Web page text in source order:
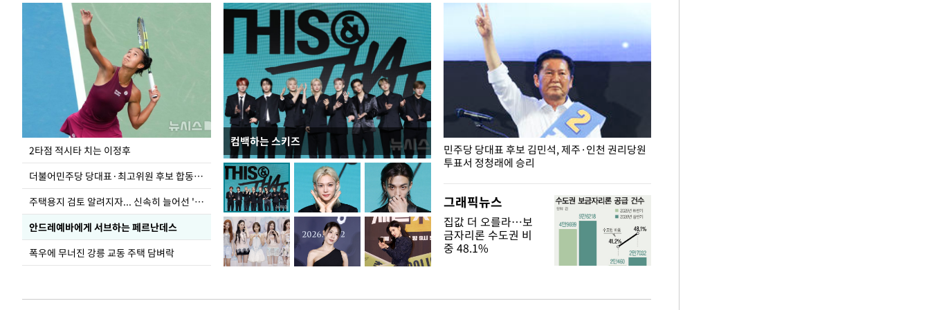
2타점 적시타 치는 이정후
더불어민주당 당대표·최고위원 후보 합동연설회
주택용지 검토 알려지자... 신속히 늘어선 '근조화환'
안드레예바에게 서브하는 페르난데스
폭우에 무너진 강릉 교동 주택 담벼락
컴백하는 스키즈
이번주 국회에는 무슨 일이? [뉴시스국회토pic]
민주당 당대표 후보 김민석, 제주·인천 권리당원
투표서 정청래에 승리
그래픽뉴스
집값 더 오를라…보
금자리론 수도권 비
중 48.1%